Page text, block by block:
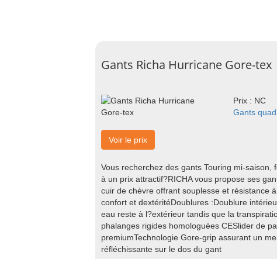
Gants Richa Hurricane Gore-tex
Prix : NC
Gants
Voir le prix
Vous recherchez des gants Touring mi-
à un prix attractif?RICHA vous propose ses
cuir de chèvre offrant souplesse et résistance
confort et dextéritéDoublures :Doublure
eau reste à l?extérieur tandis que la
phalanges rigides homologuées CESlider de
premiumTechnologie Gore-grip assurant un
réfléchissante sur le dos du gant